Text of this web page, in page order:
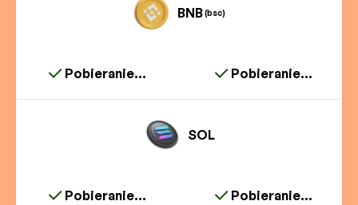
BNB(bsc)
Pobieranie... Pobieranie...
SOL
Pobieranie... Pobieranie...